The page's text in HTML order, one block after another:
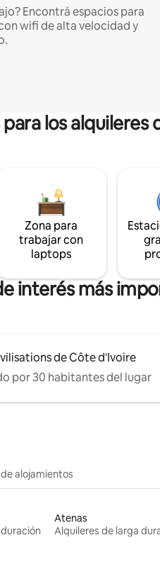
Encontrá espacios para
wifi de alta velocidad y
los alquileres
Zona para
trabajar con
laptops
interés más
de Côte d'Ivoire
por 30 habitantes del lugar
alojamientos
Atenas
Alquileres de larga